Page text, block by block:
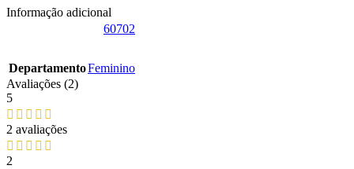
Informação adicional
60702
Departamento‎Feminino
Avaliações (2)
5
2 avaliações
2